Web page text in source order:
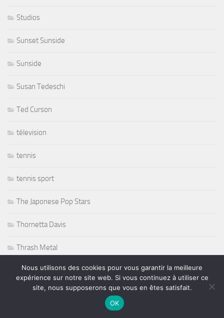
Studios
Sunset Sunside
Sunside
Susan Tedeschi
Ted Curson
télevision
tennis
tennis sport
The Japonese Pop Stars
Thornetta Davis
Thrash Metal
Tiken Jah Fakoly
Nous utilisons des cookies pour vous garantir la meilleure
expérience sur notre site web. Si vous continuez à utiliser ce
site, nous supposerons que vous en êtes satisfait.
OK